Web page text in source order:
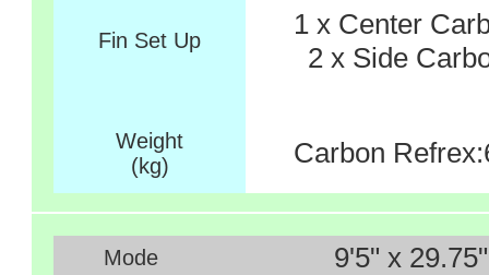
Fin Set Up
1 x Center
2 x Side
Weight
(kg)
Carbon
Mode 9'5" x 29.75"